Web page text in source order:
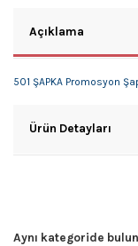
Açıklama
501 ŞAPKA Promosyon
Ürün Detayları
Aynı kategoride